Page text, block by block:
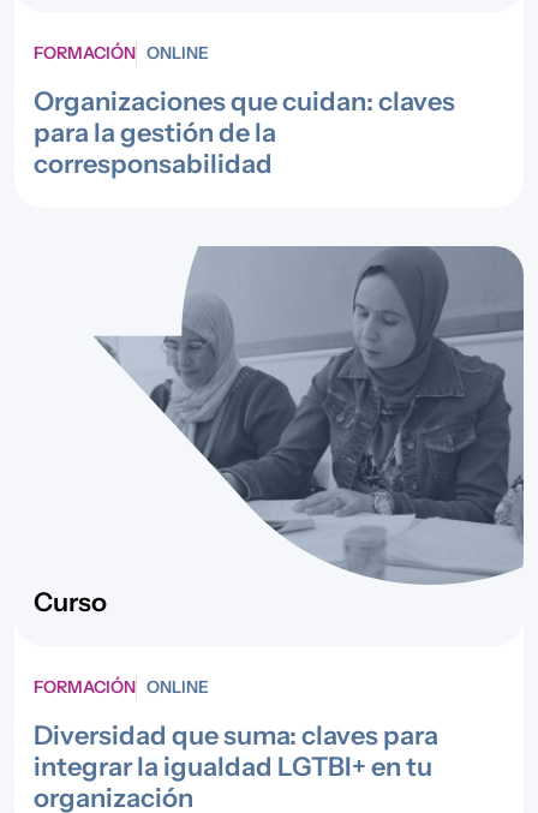
FORMACIÓN ONLINE
Organizaciones que cuidan: claves
para la gestión de la
corresponsabilidad
Curso
FORMACIÓN ONLINE
Diversidad que suma: claves para
integrar la igualdad LGTBI+ en tu
organización